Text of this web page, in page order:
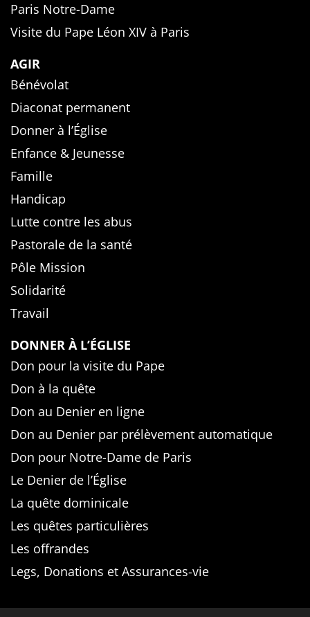
Paris Notre-Dame
Visite du Pape Léon XIV à Paris
AGIR
Bénévolat
Diaconat permanent
Donner à l’Église
Enfance & Jeunesse
Famille
Handicap
Lutte contre les abus
Pastorale de la santé
Pôle Mission
Solidarité
Travail
DONNER À L’ÉGLISE
Don pour la visite du Pape
Don à la quête
Don au Denier en ligne
Don au Denier par prélèvement automatique
Don pour Notre-Dame de Paris
Le Denier de l’Église
La quête dominicale
Les quêtes particulières
Les offrandes
Legs, Donations et Assurances-vie